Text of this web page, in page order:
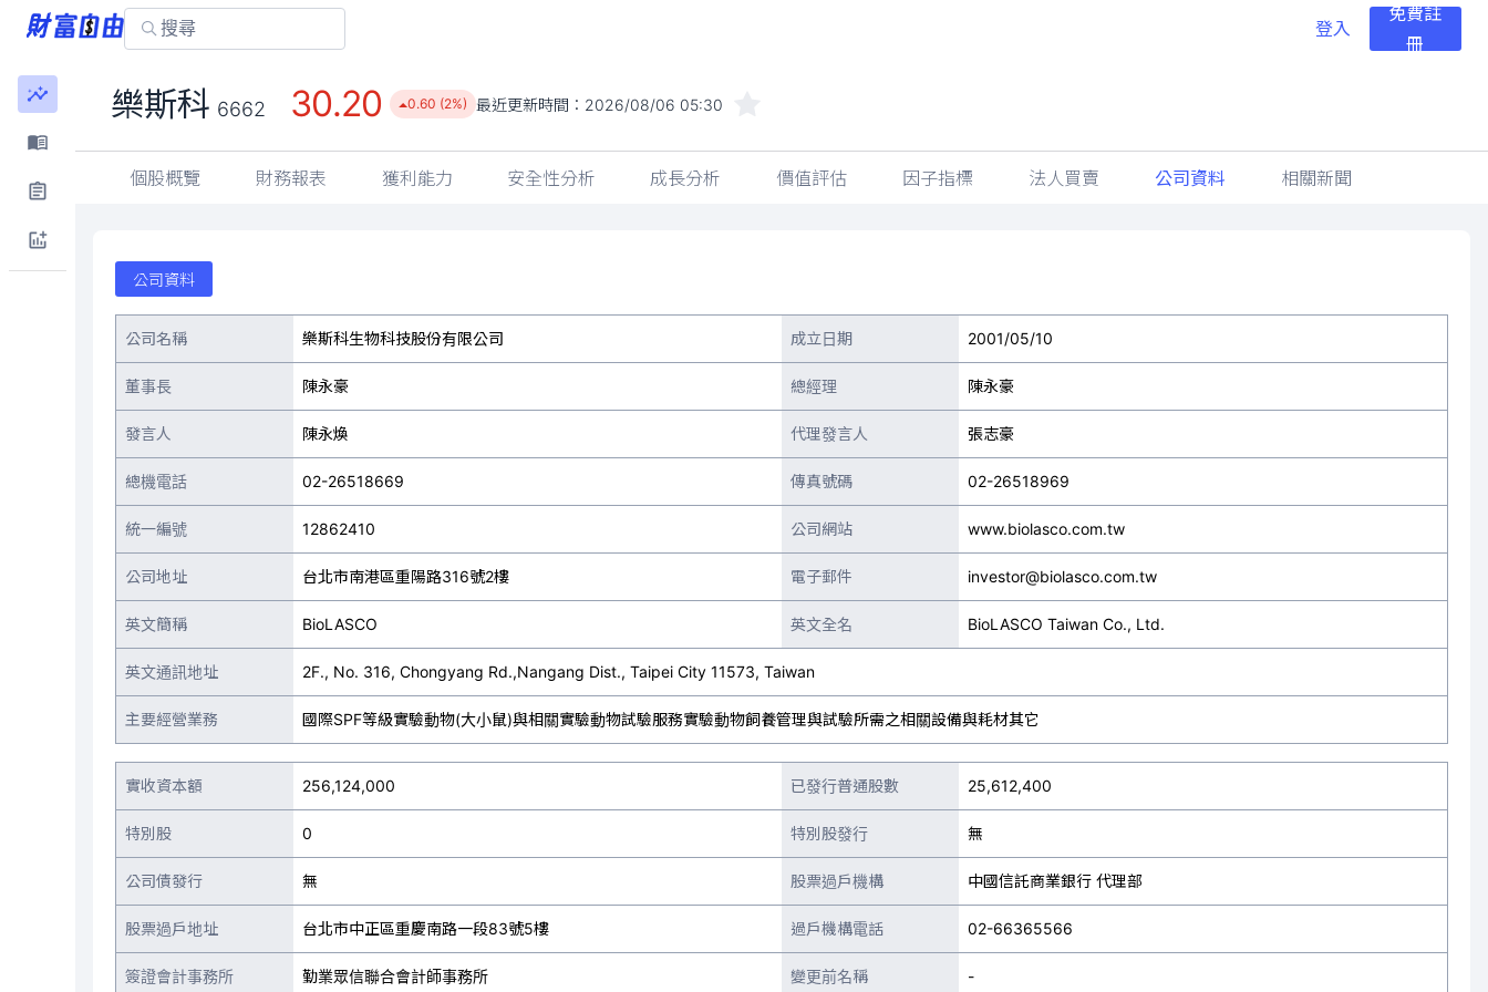
登入
免費註
冊
樂斯科 6662 30.20 0.60 (2%) 最近更新時間： 2026/08/06 05:30
個股概覽 財務報表 獲利能力 安全性分析 成長分析 價值評估 因子指標 法人買賣 公司資料 相關新聞
公司資料
公司名稱 樂斯科生物科技股份有限公司 成立日期 2001/05/10
董事長 陳永豪 總經理 陳永豪
發言人 陳永煥 代理發言人 張志豪
總機電話 02-26518669 傳真號碼 02-26518969
統一編號 12862410 公司網站 www.biolasco.com.tw
公司地址 台北市南港區重陽路316號2樓 電子郵件 investor@biolasco.com.tw
英文簡稱 BioLASCO 英文全名 BioLASCO Taiwan Co., Ltd.
英文通訊地址 2F., No. 316, Chongyang Rd.,Nangang Dist., Taipei City 11573, Taiwan
主要經營業務 國際SPF等級實驗動物(大小鼠)與相關實驗動物試驗服務實驗動物飼養管理與試驗所需之相關設備與耗材其它
實收資本額 256,124,000 已發行普通股數 25,612,400
特別股 0 特別股發行 無
公司債發行 無 股票過戶機構 中國信託商業銀行 代理部
股票過戶地址 台北市中正區重慶南路一段83號5樓 過戶機構電話 02-66365566
簽證會計事務所 勤業眾信聯合會計師事務所 變更前名稱 -